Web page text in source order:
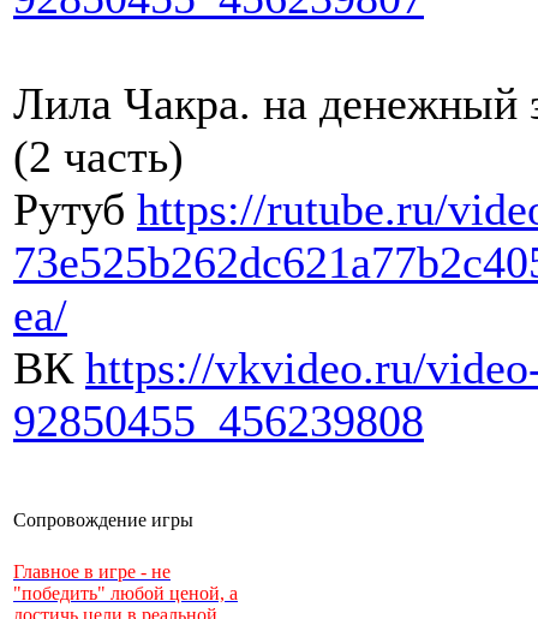
Лила Чакра. на денежный
(2 часть)
Рутуб https://rutube.ru/
ea/
ВК https://vkvideo.ru/
92850455_456239808
Сопровождение игры
Главное в игре - не
"победить" любой ценой, а
достичь цели в реальной